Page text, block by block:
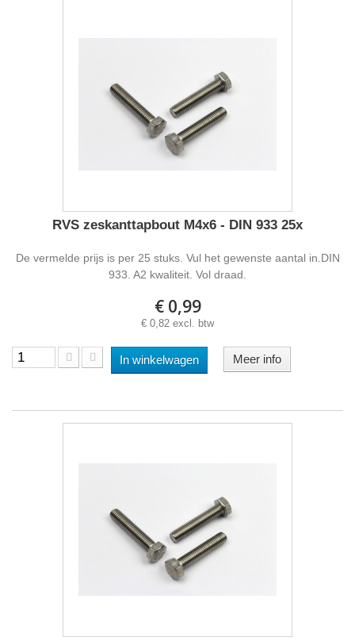
RVS zeskanttapbout M4x6 - DIN 933 25x
De vermelde prijs is per 25 stuks. Vul het gewenste aantal in.DIN
933. A2 kwaliteit. Vol draad.
€ 0,99
€ 0,82 excl. btw
In winkelwagen Meer info